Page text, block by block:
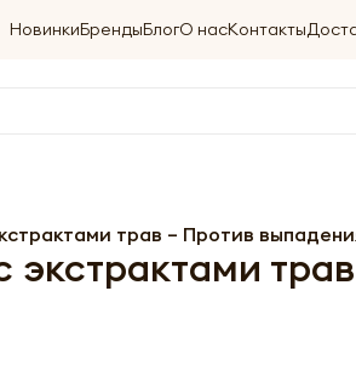
НовинкиБрендыБлогО насКонтакты
трав – Против